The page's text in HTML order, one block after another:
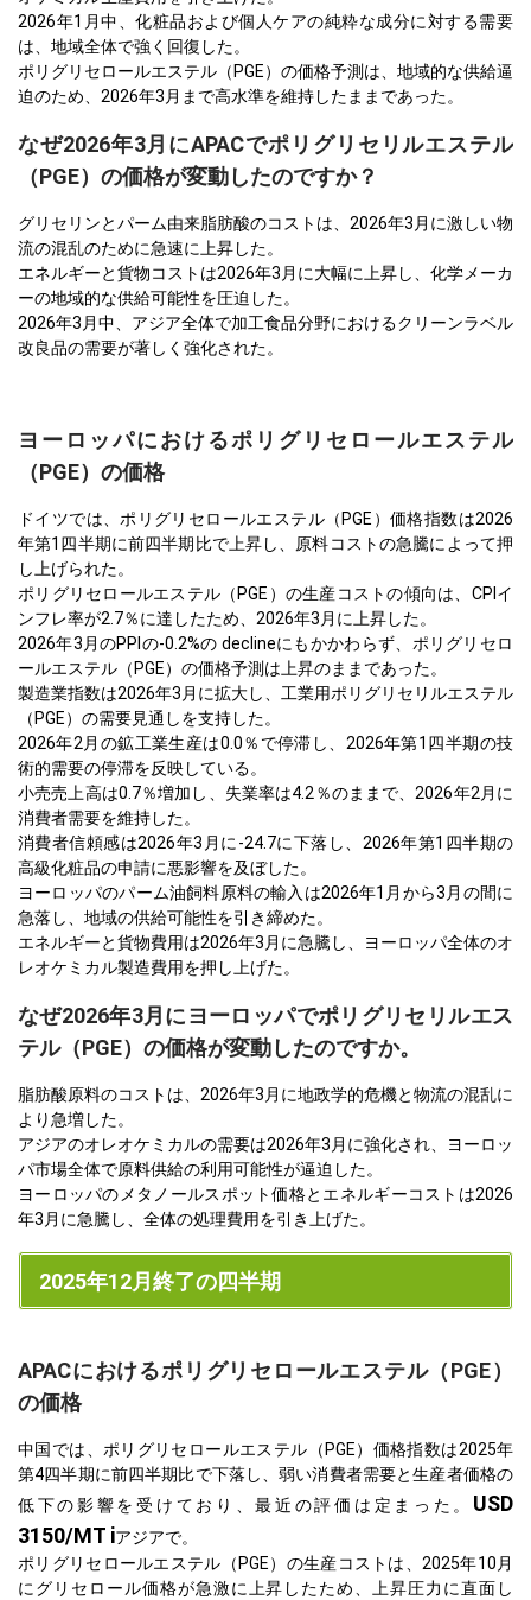
2026年1月中、化粧品および個人ケアの純粋な成分に対する需要
は、地域全体で強く回復した。
ポリグリセロールエステル（PGE）の価格予測は、地域的な供給逼
迫のため、2026年3月まで高水準を維持したままであった。
なぜ2026年3月にAPACでポリグリセリルエステル
（PGE）の価格が変動したのですか？
グリセリンとパーム由来脂肪酸のコストは、2026年3月に激しい物
流の混乱のために急速に上昇した。
エネルギーと貨物コストは2026年3月に大幅に上昇し、化学メーカ
ーの地域的な供給可能性を圧迫した。
2026年3月中、アジア全体で加工食品分野におけるクリーンラベル
改良品の需要が著しく強化された。
ヨーロッパにおけるポリグリセロールエステル
（PGE）の価格
ドイツでは、ポリグリセロールエステル（PGE）価格指数は2026
年第1四半期に前四半期比で上昇し、原料コストの急騰によって押
し上げられた。
ポリグリセロールエステル（PGE）の生産コストの傾向は、CPIイ
ンフレ率が2.7％に達したため、2026年3月に上昇した。
2026年3月のPPIの-0.2%の declineにもかかわらず、ポリグリセロ
ールエステル（PGE）の価格予測は上昇のままであった。
製造業指数は2026年3月に拡大し、工業用ポリグリセリルエステル
（PGE）の需要見通しを支持した。
2026年2月の鉱工業生産は0.0％で停滞し、2026年第1四半期の技
術的需要の停滞を反映している。
小売売上高は0.7％増加し、失業率は4.2％のままで、2026年2月に
消費者需要を維持した。
消費者信頼感は2026年3月に-24.7に下落し、2026年第1四半期の
高級化粧品の申請に悪影響を及ぼした。
ヨーロッパのパーム油飼料原料の輸入は2026年1月から3月の間に
急落し、地域の供給可能性を引き締めた。
エネルギーと貨物費用は2026年3月に急騰し、ヨーロッパ全体のオ
レオケミカル製造費用を押し上げた。
なぜ2026年3月にヨーロッパでポリグリセリルエス
テル（PGE）の価格が変動したのですか。
脂肪酸原料のコストは、2026年3月に地政学的危機と物流の混乱に
より急増した。
アジアのオレオケミカルの需要は2026年3月に強化され、ヨーロッ
パ市場全体で原料供給の利用可能性が逼迫した。
ヨーロッパのメタノールスポット価格とエネルギーコストは2026
年3月に急騰し、全体の処理費用を引き上げた。
2025年12月終了の四半期
APACにおけるポリグリセロールエステル（PGE）
の価格
中国では、ポリグリセロールエステル（PGE）価格指数は2025年
第4四半期に前四半期比で下落し、弱い消費者需要と生産者価格の
低下の影響を受けており、最近の評価は定まった。 USD
3150/MT iアジアで。
ポリグリセロールエステル（PGE）の生産コストは、2025年10月
にグリセロール価格が急激に上昇したため、上昇圧力に直面し